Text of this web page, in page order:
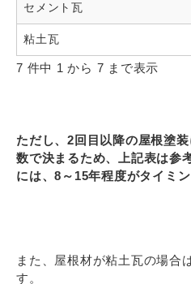
セメント瓦
粘土瓦
7 件中 1 から 7 まで表示
ただし、2回目以降の屋根塗
数で決まるため、上記表は参
には、8～15年程度がタイミン
また、屋根材が粘土瓦の場合
す。